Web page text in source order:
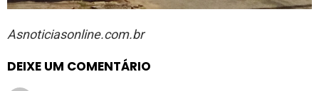
Asnoticiasonline.com.br
DEIXE UM COMENTÁRIO